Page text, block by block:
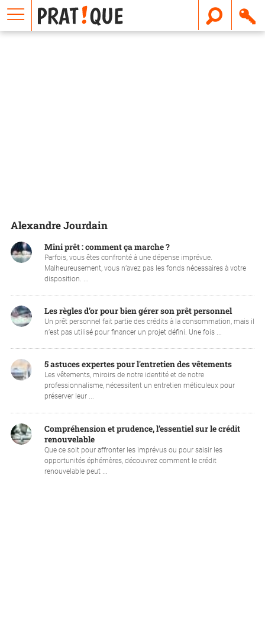
Alexandre Jourdain
Mini prêt : comment ça marche ?
Parfois, vous êtes confronté à une dépense imprévue.
Malheureusement, vous n’avez pas les fonds nécessaires à votre
disposition. ...
Les règles d’or pour bien gérer son prêt personnel
Un prêt personnel fait partie des crédits à la consommation, mais il
n’est pas utilisé pour financer un projet défini. Une fois ...
5 astuces expertes pour l'entretien des vêtements
Les vêtements, miroirs de notre identité et de notre
professionnalisme, nécessitent un entretien méticuleux pour
préserver leur ...
Compréhension et prudence, l’essentiel sur le crédit
renouvelable
Que ce soit pour affronter les imprévus ou pour saisir les
opportunités éphémères, découvrez comment le crédit
renouvelable peut ...
E
m
a